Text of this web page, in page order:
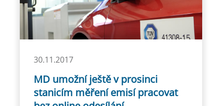
30.11.2017
MD umožní ještě v prosinci
stanicím měření emisí pracovat